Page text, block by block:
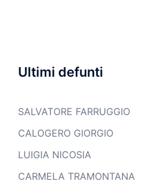
Ultimi defunti
SALVATORE FARRUGGIO
CALOGERO GIORGIO
LUIGIA NICOSIA
CARMELA TRAMONTANA